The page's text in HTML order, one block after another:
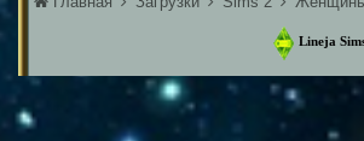
Lineja